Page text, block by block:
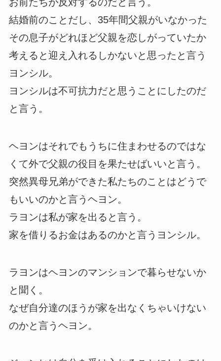
結婚前のことだし、35年間父親がいなかった
その息子がどれほど父親を恋しがっていたか
考えると迎え入れるしかないと思ったと言う
ヨンシル。
ヨンシルは不可抗力だと思うことにしたのだ
と言う。
ヘヨンはそれでもうちに住まわせるのではな
くて外で父親の役目を果たせばいいと言う。
突然異母兄弟ができた私たちのことはどうで
もいいのかと言うヘヨン。
ラヨンは私が家を出ると言う。
家を借りるお金はあるのかと言うヨンシル。
ラヨンはヘヨンのマンションで暮らせないか
と聞く。
なぜ自分達のほうが家を出なくちゃいけない
のかと言うヘヨン。